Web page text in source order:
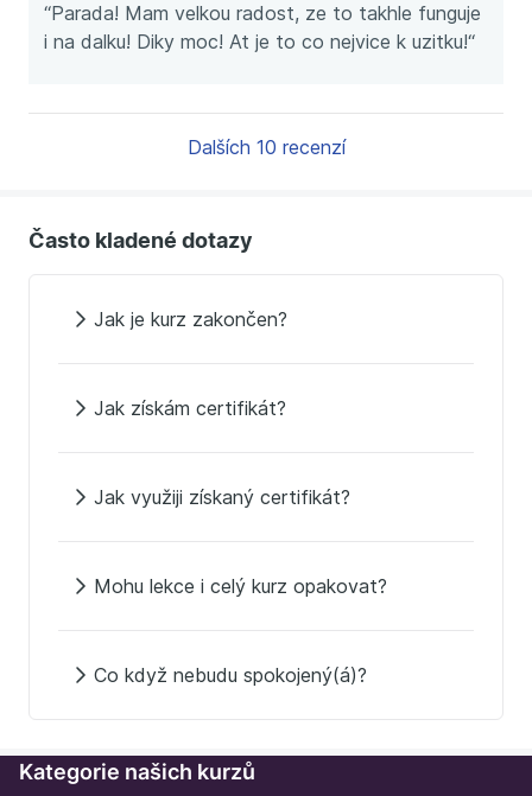
“Parada! Mam velkou radost, ze to takhle funguje
i na dalku! Diky moc! At je to co nejvice k uzitku!“
Dalších 10 recenzí
Často kladené dotazy
Jak je kurz zakončen?
Jak získám certifikát?
Jak využiji získaný certifikát?
Mohu lekce i celý kurz opakovat?
Co když nebudu spokojený(á)?
Kategorie našich kurzů